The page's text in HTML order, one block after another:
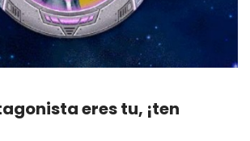
eres tu, ¡ten